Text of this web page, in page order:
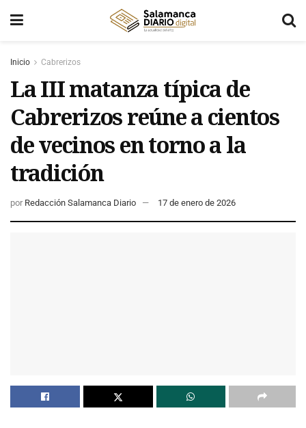
Inicio Cabrerizos
La III matanza típica de
Cabrerizos reúne a cientos
de vecinos en torno a la
tradición
por Redacción Salamanca Diario 17 de enero de 2026